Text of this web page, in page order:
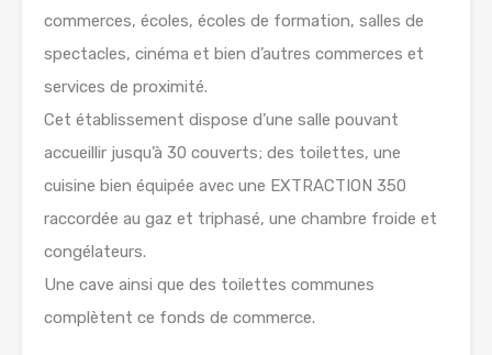
commerces, écoles, écoles de formation, salles de
spectacles, cinéma et bien d’autres commerces et
services de proximité.
Cet établissement dispose d’une salle pouvant
accueillir jusqu’à 30 couverts; des toilettes, une
cuisine bien équipée avec une EXTRACTION 350
raccordée au gaz et triphasé, une chambre froide et
congélateurs.
Une cave ainsi que des toilettes communes
complètent ce fonds de commerce.